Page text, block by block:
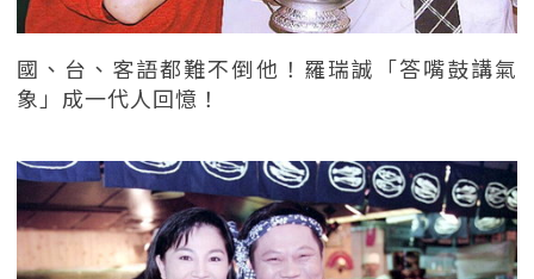
國、台、客語都難不倒他！羅瑞誠「答嘴鼓講氣
象」成一代人回憶！